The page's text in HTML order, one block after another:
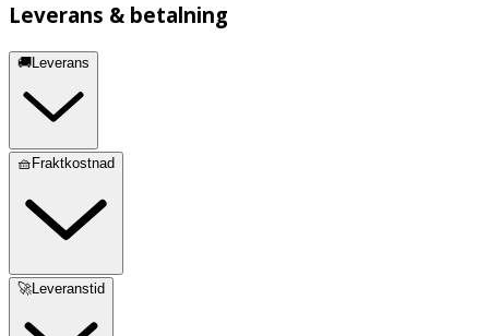
Leverans & betalning
🚚Leverans
🧺Fraktkostnad
🚀Leveranstid